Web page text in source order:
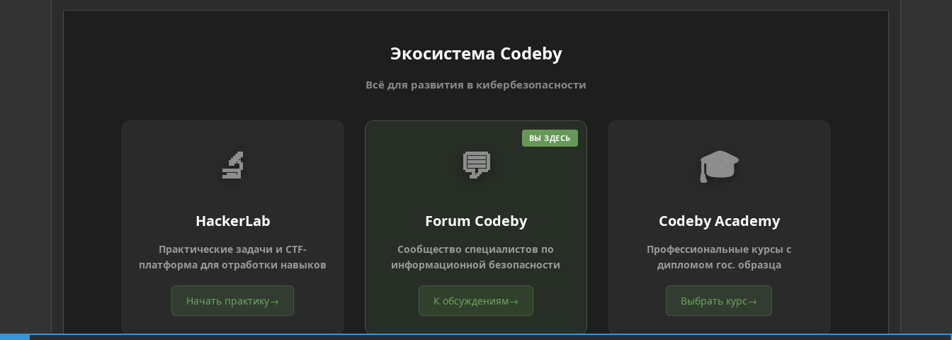
Экосистема Codeby
Всё для развития в кибербезопасности
🔬
HackerLab
Практические задачи и CTF-
платформа для отработки навыков
Начать практику→
ВЫ ЗДЕСЬ
💬
Forum Codeby
Сообщество специалистов по
информационной безопасности
К обсуждениям→
🎓
Codeby Academy
Профессиональные курсы с
дипломом гос. образца
Выбрать курс→